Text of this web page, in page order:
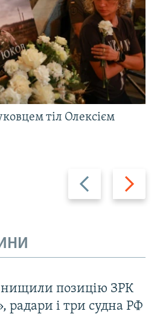
Назад Вперед
тіл Олексієм
позицію ЗРК
радари і три судна РФ